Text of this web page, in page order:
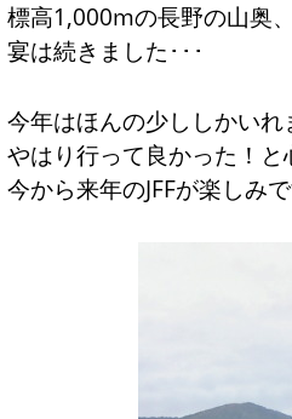
標高1,000mの長野の山奥
宴は続きました･･･
今年はほんの少ししかいれ
やはり行って良かった！と
今から来年のJFFが楽しみで